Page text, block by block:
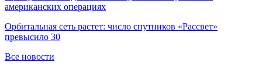
американских операциях
Орбитальная сеть растет: число спутников «Рассвет»
превысило 30
Все новости